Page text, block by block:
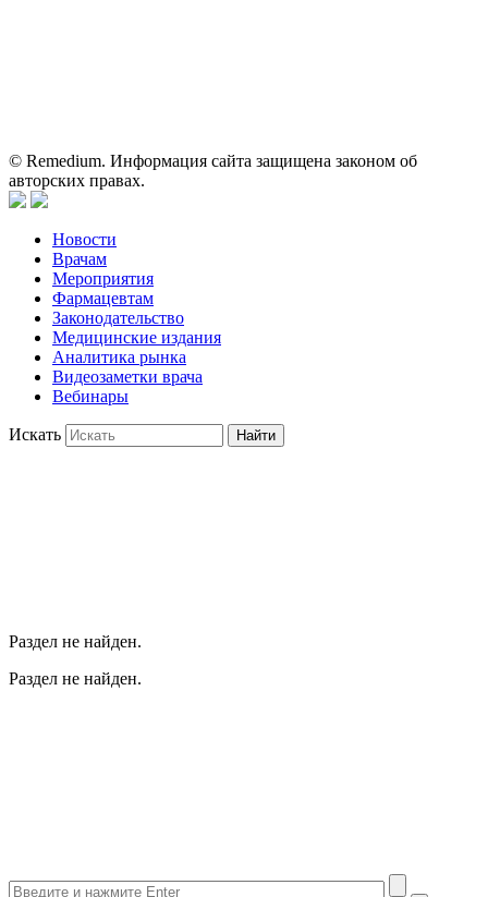
© Remedium. Информация сайта защищена законом об
авторских правах.
Новости
Врачам
Мероприятия
Фармацевтам
Законодательство
Медицинские издания
Аналитика рынка
Видеозаметки врача
Вебинары
Искать Найти
Раздел не найден.
Раздел не найден.